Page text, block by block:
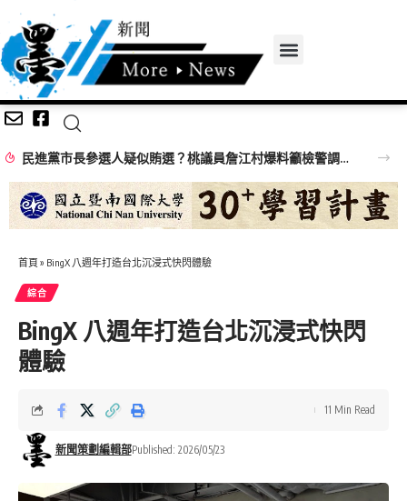
民進黨市長參選人疑似賄選？桃議員詹江村爆料籲檢警調查辦
首頁 » BingX 八週年打造台北沉浸式快閃體驗
綜合
BingX 八週年打造台北沉浸式快閃
體驗
新聞策劃編輯部Published: 2026/05/23
11 Min Read